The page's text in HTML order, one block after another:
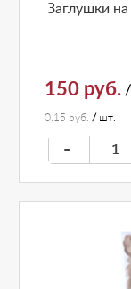
Заглушки
150 руб. /
0.15 руб. / шт.
-